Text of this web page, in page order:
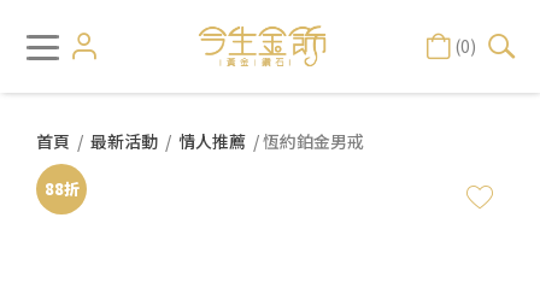
(0)
首頁 / 最新活動 / 情人推薦 / 恆約鉑金男戒
88折